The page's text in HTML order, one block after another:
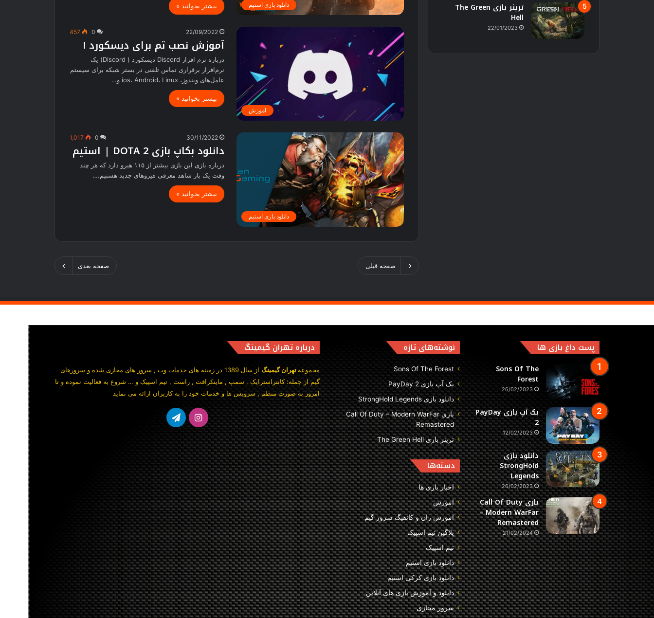
دانلود بازی استیم بیشتر بخوانید »
اموزش
22/09/2022
0
457
آموزش نصب تم برای دیسکورد !
درباره نرم افزار Discord دیسکورد ( Discord) یک
نرم‌افزار برقراری تماس تلفنی در بستر شبکه برای سیستم
عامل‌های ویندوز، ios، Android، Linux و…
بیشتر بخوانید »
دانلود بازی استیم
30/11/2022
0
1,017
دانلود بکاپ بازی DOTA 2 | استیم
درباره بازی این بازی بیشتر از ۱۱۵ هیرو دارد که هر چند
وقت یک بار شاهد معرفی هیروهای جدید هستیم.…
بیشتر بخوانید »
صفحه قبلی صفحه بعدی
ترینر بازی The Green
Hell
22/01/2023
پست داغ بازی ها
Sons Of The
Forest
26/02/2023
بک آپ بازی PayDay
2
12/02/2023
دانلود بازی
StrongHold
Legends
26/02/2023
بازی Call Of Duty
– Modern WarFar
Remastered
21/02/2024
نوشته‌های تازه
Sons Of The Forest
بک آپ بازی PayDay 2
دانلود بازی StrongHold Legends
بازی Call Of Duty – Modern WarFar
Remastered
ترینر بازی The Green Hell
دسته‌ها
اخبار بازی ها
اموزش
اموزش ران و کانفیگ سرور گیم
پلاگین تیم اسپیک
تیم اسپیک
دانلود بازی استیم
دانلود بازی کرکی استیم
دانلود و آموزش بازی های آنلاین
سرور مجازی
درباره تهران گیمینگ
‫مجموعه تهران گیمینگ
از سال 1389 در زمینه های خدمات وب , سرور های مجازی شده و سرورهای
گیم از جمله: کانتراسترایک , سمپ , ماینکرافت , راست , تیم اسپیک و … شروع به فعالیت نموده و تا
امروز به صورت منظم , سرویس ها و خدمات خود را به کاربران ارائه می نماید‬
اینستاگرامتلگرام